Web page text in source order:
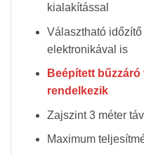
kialakítással
Választható
elektronikával is
Beépített
rendelkezik
Zajszint 3 méter
Maximum